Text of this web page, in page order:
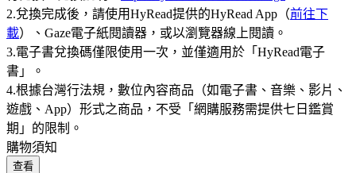
2.兌換完成後，請使用HyRead提供的HyRead App（前往下
載）、Gaze電子紙閱讀器，或以瀏覽器線上閱讀。
3.電子書兌換碼僅限使用一次，並僅適用於「HyRead電子
書」。
4.根據台灣行法規，數位內容商品（如電子書、音樂、影片、
遊戲、App）形式之商品，不受「網購服務需提供七日鑑賞
期」的限制。
購物須知
查看